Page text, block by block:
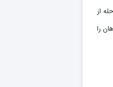
از
را